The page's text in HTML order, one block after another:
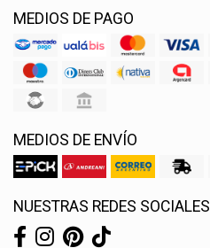
MEDIOS DE PAGO
MEDIOS DE ENVÍO
NUESTRAS REDES SOCIALES